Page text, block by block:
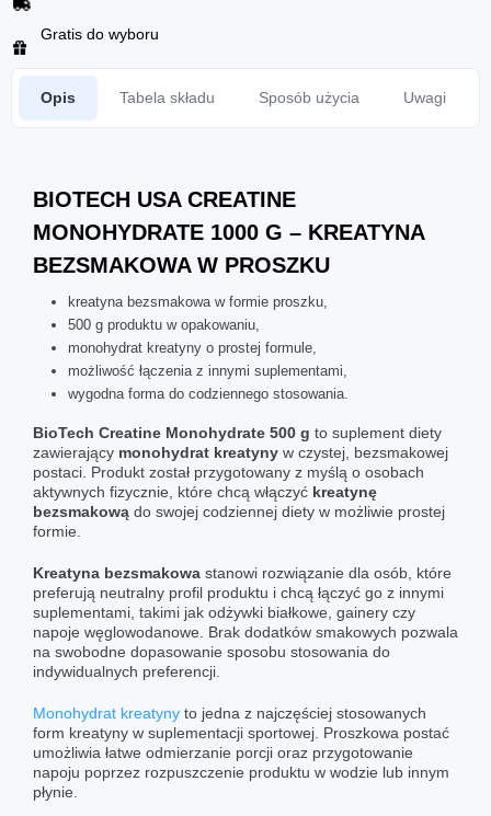
Gratis do wyboru
Opis Tabela składu Sposób użycia Uwagi
BIOTECH USA CREATINE
MONOHYDRATE 1000 G – KREATYNA
BEZSMAKOWA W PROSZKU
kreatyna bezsmakowa w formie proszku,
500 g produktu w opakowaniu,
monohydrat kreatyny o prostej formule,
możliwość łączenia z innymi suplementami,
wygodna forma do codziennego stosowania.
BioTech Creatine Monohydrate 500 g to suplement diety
zawierający monohydrat kreatyny w czystej, bezsmakowej
postaci. Produkt został przygotowany z myślą o osobach
aktywnych fizycznie, które chcą włączyć kreatynę
bezsmakową do swojej codziennej diety w możliwie prostej
formie.
Kreatyna bezsmakowa stanowi rozwiązanie dla osób, które
preferują neutralny profil produktu i chcą łączyć go z innymi
suplementami, takimi jak odżywki białkowe, gainery czy
napoje węglowodanowe. Brak dodatków smakowych pozwala
na swobodne dopasowanie sposobu stosowania do
indywidualnych preferencji.
Monohydrat kreatyny to jedna z najczęściej stosowanych
form kreatyny w suplementacji sportowej. Proszkowa postać
umożliwia łatwe odmierzanie porcji oraz przygotowanie
napoju poprzez rozpuszczenie produktu w wodzie lub innym
płynie.